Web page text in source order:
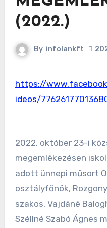
(2022.)
By infolankft
https://www.facebook.com/matyas.kerekes.5/v
ideos/
2022. október 23-i
megemlékezésen
adott ünnepi műsort
osztályfőnök,
szakos, Vajdáné
Széllné Szabó Ágnes